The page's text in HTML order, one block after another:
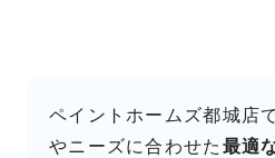
ペイントホームズ都城店
やニーズに合わせた 最適